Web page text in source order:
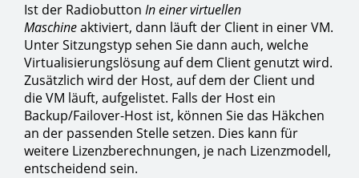
Ist der Radiobutton In einer virtuellen
Maschineaktiviert, dann läuft der Client in einer VM.
Unter Sitzungstyp sehen Sie dann auch, welche
Virtualisierungslösung auf dem Client genutzt wird.
Zusätzlich wird der Host, auf dem der Client und
die VM läuft, aufgelistet. Falls der Host ein
Backup/Failover-Host ist, können Sie das Häkchen
an der passenden Stelle setzen. Dies kann für
weitere Lizenzberechnungen, je nach Lizenzmodell,
entscheidend sein.